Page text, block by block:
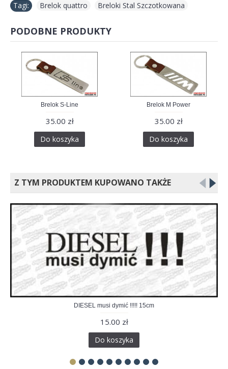
Tagi: Brelok quattro Breloki Stal Szczotkowana
PODOBNE PRODUKTY
Brelok S-Line
35.00 zł
Do koszyka
Brelok M Power
35.00 zł
Do koszyka
Z TYM PRODUKTEM KUPOWANO TAKŻE
DIESEL musi dymić !!!!! 15cm
15.00 zł
Do koszyka